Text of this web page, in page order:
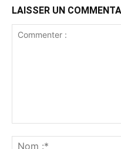
LAISSER UN